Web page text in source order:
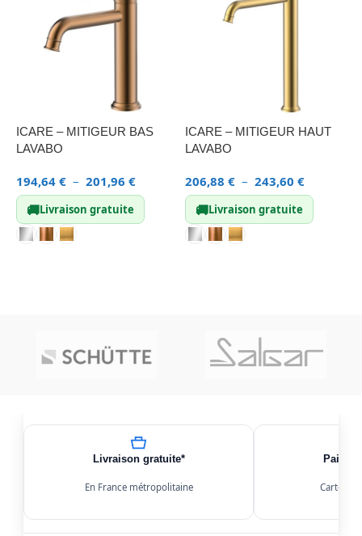
ICARE – MITIGEUR BAS
LAVABO
194,64 € – 201,96 €
🚚Livraison gratuite
ICARE – MITIGEUR HAUT
LAVABO
206,88 € – 243,60 €
🚚Livraison gratuite
Livraison gratuite*
En France métropolitaine Carte,